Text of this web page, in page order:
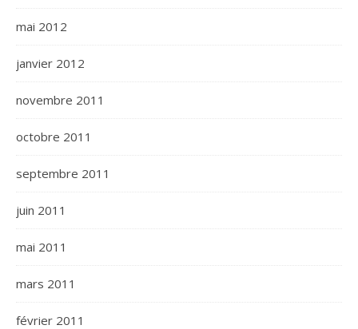
mai 2012
janvier 2012
novembre 2011
octobre 2011
septembre 2011
juin 2011
mai 2011
mars 2011
février 2011